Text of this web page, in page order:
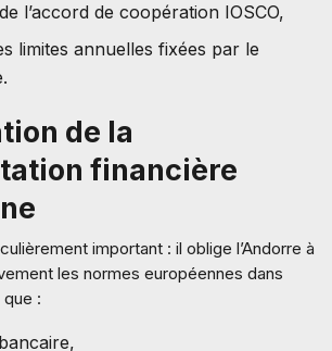
l’accord de coopération IOSCO,
limites annuelles fixées par le
de la
financière
important : il oblige l’Andorre à
les normes européennes dans
: